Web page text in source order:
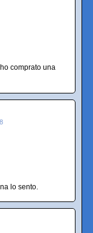
comprato una
lo sento.